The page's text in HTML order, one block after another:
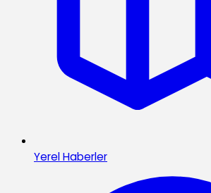
Yerel Haberler